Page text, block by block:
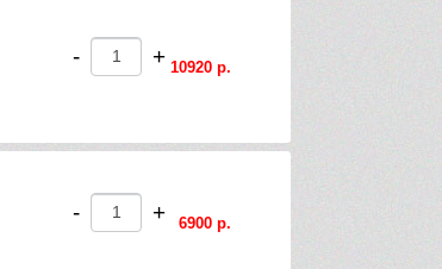
- + 10920 р.
- + 6900 р.